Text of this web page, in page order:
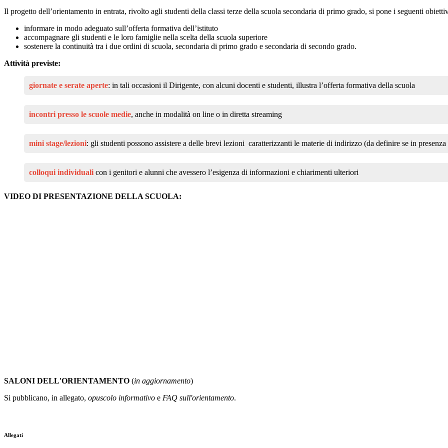
Il progetto dell’orientamento in entrata, rivolto agli studenti della classi terze della scuola secondaria di primo grado, si pone i seguenti
informare in modo adeguato sull’offerta formativa dell’istituto
accompagnare gli studenti e le loro famiglie nella scelta della scuola superiore
sostenere la continuità tra i due ordini di scuola, secondaria di primo grado e secondaria di secondo grado.
Attività previste:
giornate e serate aperte: in tali occasioni il Dirigente, con alcuni docenti e studenti, illustra l’offerta formativa della scuola
incontri presso le scuole medie, anche in modalità on line o in diretta streaming
mini stage/lezioni: gli studenti possono assistere a delle brevi lezioni caratterizzanti le materie di indirizzo (da definire se in
colloqui individuali con i genitori e alunni che avessero l’esigenza di informazioni e chiarimenti ulteriori
VIDEO DI PRESENTAZIONE DELLA SCUOLA:
SALONI DELL'ORIENTAMENTO (in aggiornamento)
Si pubblicano, in allegato, opuscolo informativo e FAQ sull'orientamento.
Allegati